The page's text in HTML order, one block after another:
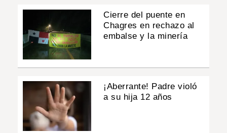
Cierre del puente en
Chagres en rechazo al
embalse y la minería
¡Aberrante! Padre violó
a su hija 12 años